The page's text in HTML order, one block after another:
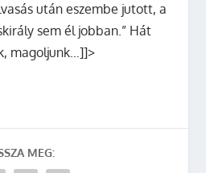
után eszembe jutott, a
sem él jobban.” Hát
magoljunk…]]>
MEG: